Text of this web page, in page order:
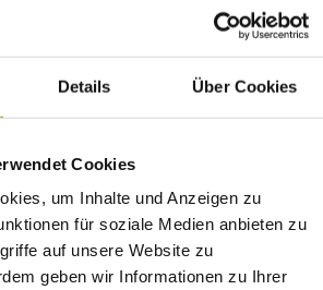
Details Über Cookies
Cookies
um Inhalte und Anzeigen zu
für soziale Medien anbieten zu
auf unsere Website zu
geben wir Informationen zu Ihrer
- Strategien und Prinzipien
in den vergangenen Jahren auch in der
an Bedeutung gewonnen hat. Sie ist in
Aktivitäten zu gestalten, die die Vielfalt von
eine gleichberechtigte Teilhabe
dass sich die handlungsorientierte
Weder in Bezug auf eine spezifische
hinsichtlich einer bestimmten
notwendig wäre um an
teilzuhaben. Für die